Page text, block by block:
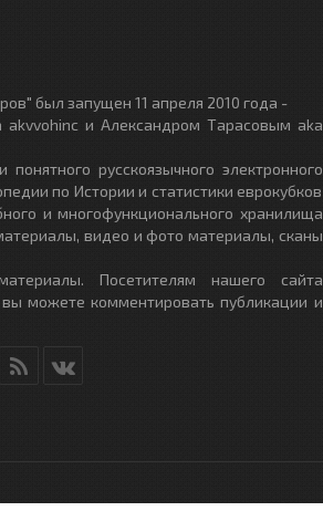
был запущен 11 апреля 2010 года -
и Александром Тарасовым aka
русскоязычного электронного
по Истории и статистики еврокубков
и многофункционального хранилища
видео и фото материалы, сканы
Посетителям нашего сайта
можете комментировать публикации и
All Rights Reserved.